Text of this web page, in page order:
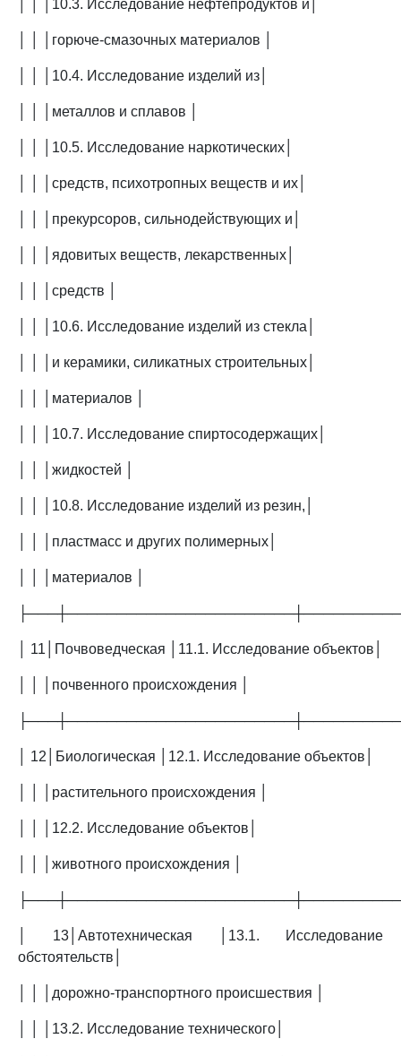
│ │ │10.3. Исследование нефтепродуктов и│
│ │ │горюче-смазочных материалов │
│ │ │10.4. Исследование изделий из│
│ │ │металлов и сплавов │
│ │ │10.5. Исследование наркотических│
│ │ │средств, психотропных веществ и их│
│ │ │прекурсоров, сильнодействующих и│
│ │ │ядовитых веществ, лекарственных│
│ │ │средств │
│ │ │10.6. Исследование изделий из стекла│
│ │ │и керамики, силикатных строительных│
│ │ │материалов │
│ │ │10.7. Исследование спиртосодержащих│
│ │ │жидкостей │
│ │ │10.8. Исследование изделий из резин,│
│ │ │пластмасс и других полимерных│
│ │ │материалов │
│ 11│Почвоведческая │11.1. Исследование объектов│
│ │ │почвенного происхождения │
│ 12│Биологическая │12.1. Исследование объектов│
│ │ │растительного происхождения │
│ │ │12.2. Исследование объектов│
│ │ │животного происхождения │
│ 13│Автотехническая │13.1. Исследование
обстоятельств│
│ │ │дорожно-транспортного происшествия │
│ │ │13.2. Исследование технического│